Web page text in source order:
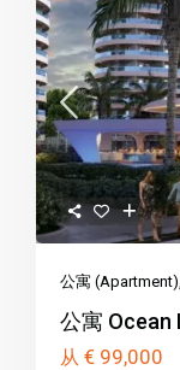
公寓 (Apartment)
公寓 Ocean
从 € 99,000